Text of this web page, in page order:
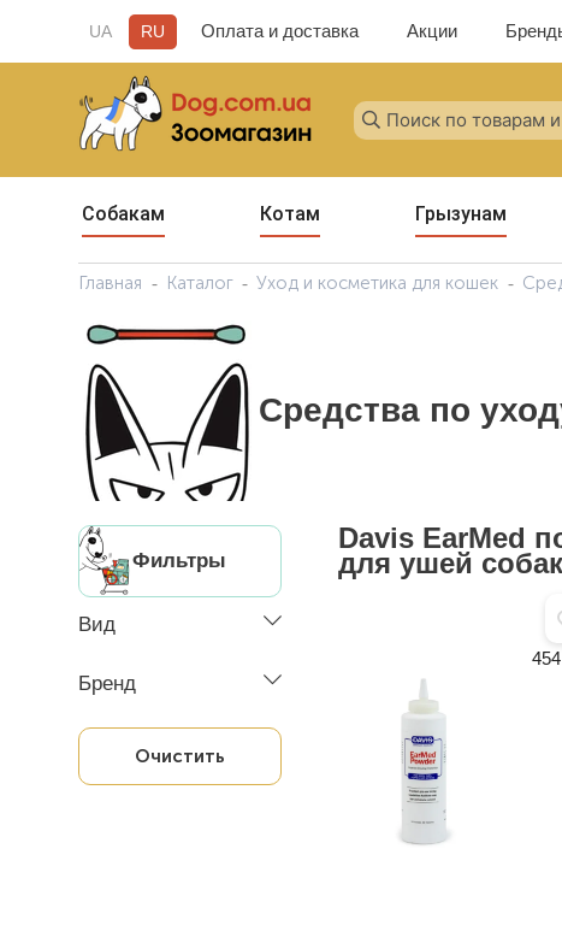
UA RU Оплата и доставка Акции
Собакам Котам Грызунам
Главная Каталог Уход и косметика для кошек
Средства по
Фильтры
Вид
Бренд
Очистить
Davis EarMed
для ушей